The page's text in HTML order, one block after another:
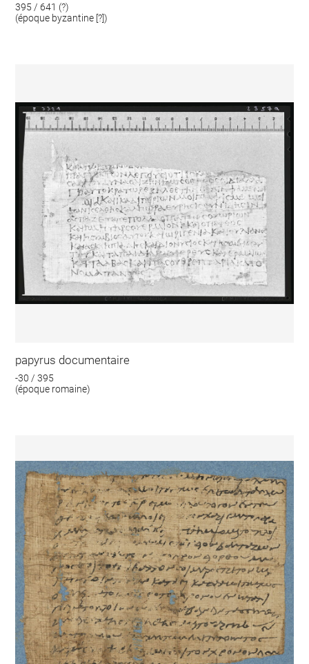
395 / 641 (?)
(époque byzantine [?])
papyrus documentaire
-30 / 395
(époque romaine)